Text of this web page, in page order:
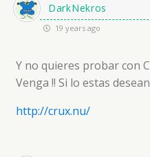
DarkNekros
19 years ago
Y no quieres probar con
Venga !! Si lo estas
http://crux.nu/